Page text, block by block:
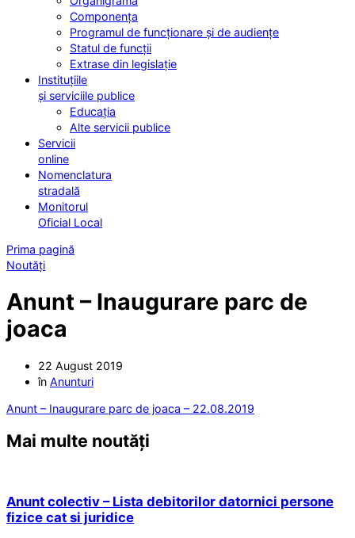
Componența
Programul de funcționare și de audiențe
Statul de funcții
Extrase din legislație
Instituțiile
și serviciile publice
Educația
Alte servicii publice
Servicii
online
Nomenclatura
stradală
Monitorul
Oficial Local
Prima pagină
Noutăți
Anunt – Inaugurare parc de
joaca
22 August 2019
în Anunturi
Anunt – Inaugurare parc de joaca – 22.08.2019
Mai multe noutăți
Anunt colectiv – Lista debitorilor datornici persone
fizice cat si juridice